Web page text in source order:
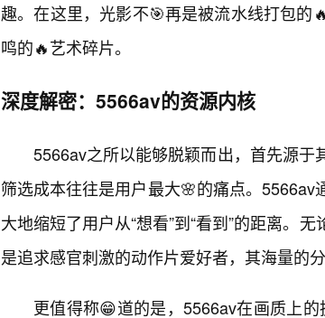
趣。在这里，光影不🎯再是被流水线打包的
鸣的🔥艺术碎片。
深度解密：5566av的资源内核
5566av之所以能够脱颖而出，首先源于
筛选成本往往是用户最大🌸的痛点。
大地缩短了用户从“想看”到“看到”的距离。
是追求感官刺激的动作片爱好者，其海量的
更值得称😁道的是，5566av在画质上